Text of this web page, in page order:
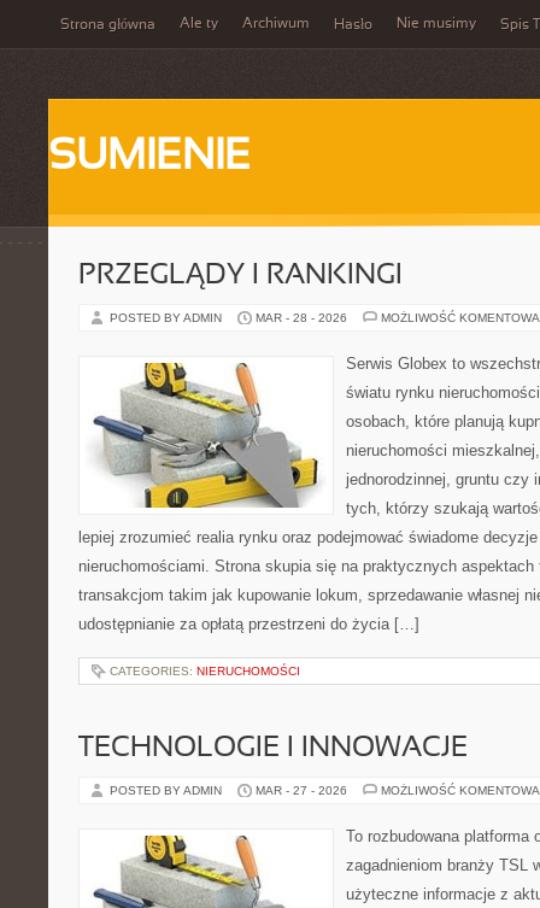
Strona główna Ale ty Archiwum Hasło Nie musimy Spis
SUMIENIE
PRZEGLĄDY I RANKINGI
POSTED BY ADMIN MAR - 28 - 2026 MOŻLIWOŚĆ
Serwis Globex to
światu rynku
osobach, które planują
nieruchomości
jednorodzinnej, gruntu czy
tych, którzy szukają
lepiej zrozumieć realia rynku oraz podejmować świadome
nieruchomościami. Strona skupia się na praktycznych
transakcjom takim jak kupowanie lokum, sprzedawanie własnej
udostępnianie za opłatą przestrzeni do życia […]
CATEGORIES: NIERUCHOMOŚCI
TECHNOLOGIE I INNOWACJE
POSTED BY ADMIN MAR - 27 - 2026 MOŻLIWOŚĆ
To rozbudowana platforma
zagadnieniom branży TSL
użyteczne informacje z